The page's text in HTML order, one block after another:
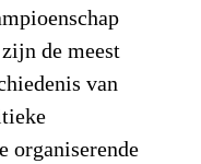
de meest
van
organiserende